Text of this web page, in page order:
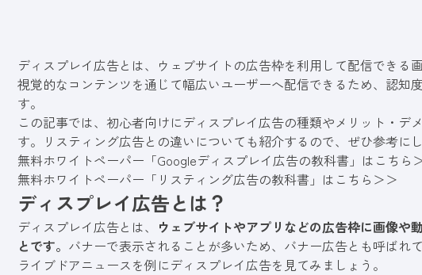
ディスプレイ広告とは、ウェブサイトの広告枠を利用して配信できる
視覚的なコンテンツを通じて幅広いユーザーへ配信できるため、認知
す。
この記事では、初心者向けにディスプレイ広告の種類やメリット・デ
す。リスティング広告との違いについても紹介するので、ぜひ参考にし
無料ホワイトペーパー「Googleディスプレイ広告の教科書」はこちら
無料ホワイトペーパー「リスティング広告の教科書」はこちら＞＞
ディスプレイ広告とは？
ディスプレイ広告とは、 ウェブサイトやアプリなどの広告枠に画像や
とです。 バナーで表示されることが多いため、バナー広告とも呼ばれて
ライブドアニュースを例にディスプレイ広告を見てみましょう。